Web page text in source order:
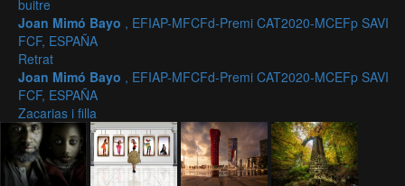
buitre
Joan Mimó Bayo , EFIAP-MFCFd-Premi CAT2020-MCEFp SAVI
FCF, ESPAÑA
Retrat
Joan Mimó Bayo , EFIAP-MFCFd-Premi CAT2020-MCEFp SAVI
FCF, ESPAÑA
Zacarias i filla